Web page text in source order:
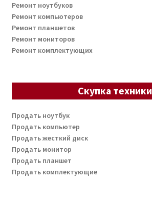
Ремонт ноутбуков
Ремонт компьютеров
Ремонт планшетов
Ремонт мониторов
Ремонт комплектующих
Скупка техники
Продать ноутбук
Продать компьютер
Продать жесткий диск
Продать монитор
Продать планшет
Продать комплектующие